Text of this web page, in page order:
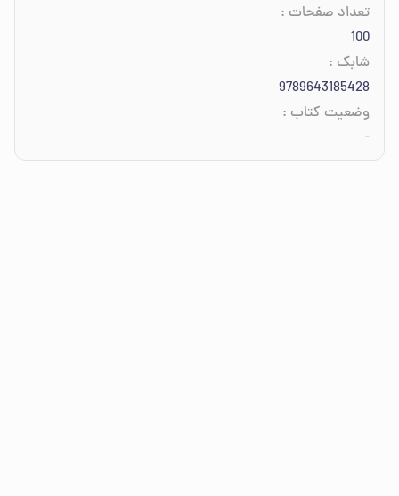
تعداد صفحات :
100
شابک :
9789643185428
وضعیت کتاب :
-